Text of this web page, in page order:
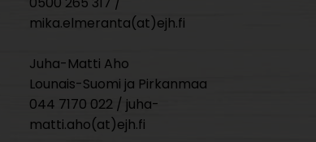
mika.elmeranta(at)ejh.fi
Juha-Matti Aho
Lounais-Suomi ja Pirkanmaa
044 7170 022 / juha-
matti.aho(at)ejh.fi